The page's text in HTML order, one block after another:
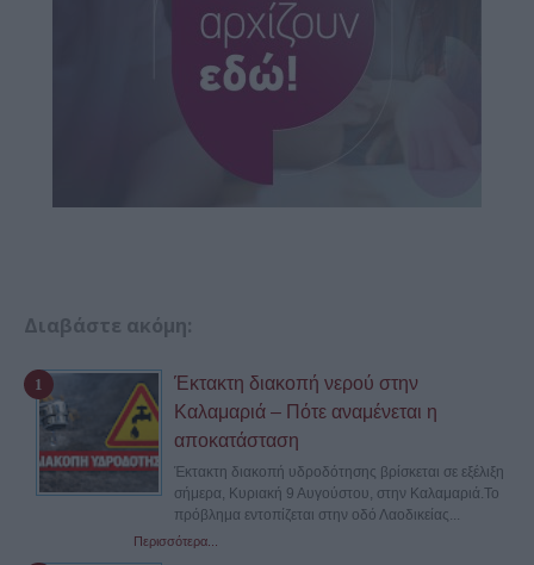
Διαβάστε ακόμη:
Έκτακτη διακοπή νερού στην
Καλαμαριά – Πότε αναμένεται η
αποκατάσταση
Έκτακτη διακοπή υδροδότησης βρίσκεται σε εξέλιξη
σήμερα, Κυριακή 9 Αυγούστου, στην Καλαμαριά.Το
πρόβλημα εντοπίζεται στην οδό Λαοδικείας...
Περισσότερα...